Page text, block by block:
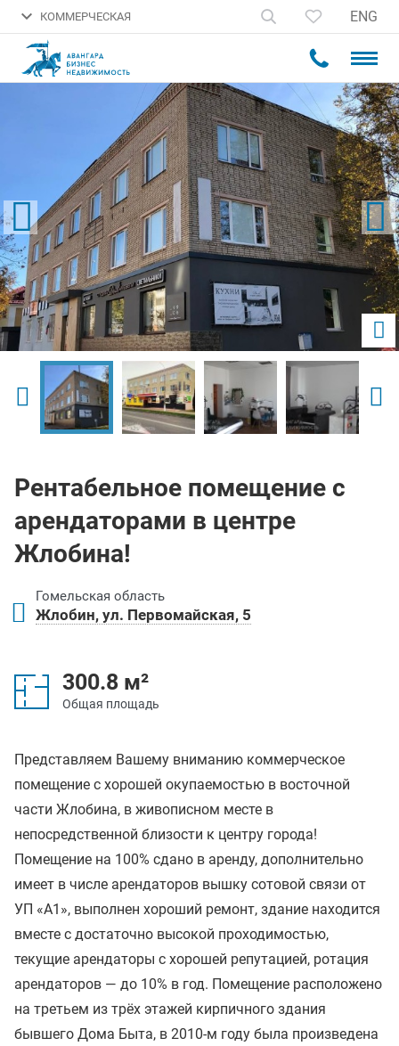
КОММЕРЧЕСКАЯ ENG
Рентабельное помещение с
арендаторами в центре
Жлобина!
Гомельская область
Жлобин, ул. Первомайская, 5
300.8 м²
Общая площадь
Представляем Вашему вниманию коммерческое
помещение с хорошей окупаемостью в восточной
части Жлобина, в живописном месте в
непосредственной близости к центру города!
Помещение на 100% сдано в аренду, дополнительно
имеет в числе арендаторов вышку сотовой связи от
УП «A1», выполнен хороший ремонт, здание находится
вместе с достаточно высокой проходимостью,
текущие арендаторы с хорошей репутацией, ротация
арендаторов — до 10% в год. Помещение расположено
на третьем из трёх этажей кирпичного здания
бывшего Дома Быта, в 2010-м году была произведена